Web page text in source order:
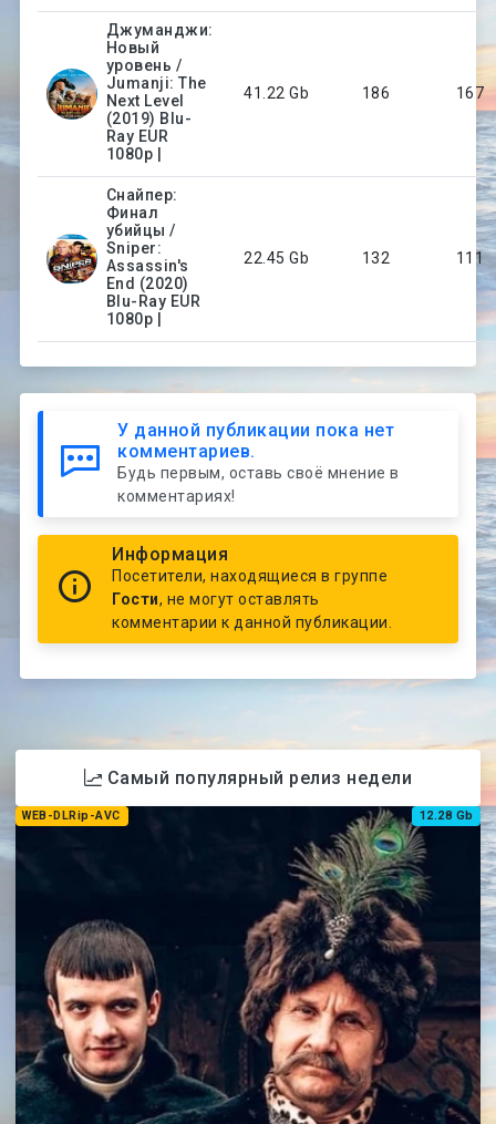
Джуманджи:
Новый
уровень /
Jumanji: The
Next Level
(2019) Blu-
Ray EUR
1080p |
41.22 Gb 186 167
Снайпер:
Финал
убийцы /
Sniper:
Assassin's
End (2020)
Blu-Ray EUR
1080p |
22.45 Gb 132 111
У данной публикации пока нет
комментариев.
Будь первым, оставь своё мнение в
комментариях!
Информация
Посетители, находящиеся в группе
Гости, не могут оставлять
комментарии к данной публикации.
Самый популярный релиз недели
WEB-DLRip-AVC 12.28 Gb